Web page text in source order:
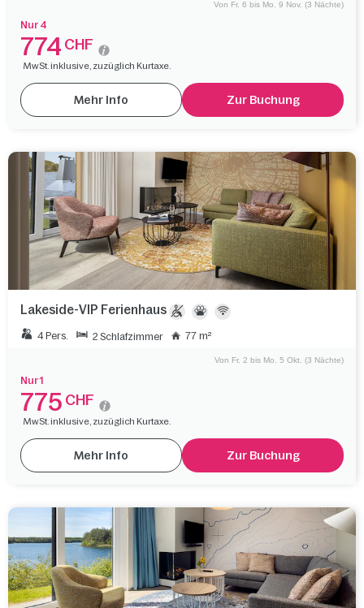
Nur 4
Von Fr. 6 bis Mo. 9 Nov. (3 Nächte)
774 CHF
MwSt. inklusive, zuzüglich Kurtaxe.
Mehr Info Zur Buchung
Lakeside-VIP Ferienhaus
4 Pers. 2 Schlafzimmer 77 m²
Nur 1
Von Fr. 2 bis Mo. 5 Okt. (3 Nächte)
775 CHF
MwSt. inklusive, zuzüglich Kurtaxe.
Mehr Info Zur Buchung